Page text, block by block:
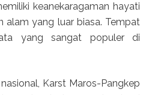
keanekaragaman hayati
alam yang luar biasa. Tempat
yang sangat populer di
Karst Maros-Pangkep